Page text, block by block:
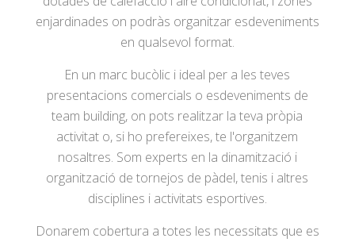
enjardinades on podràs organitzar esdeveniments
en qualsevol format.
En un marc bucòlic i ideal per a les teves
presentacions comercials o esdeveniments de
team building, on pots realitzar la teva pròpia
activitat o, si ho prefereixes, te l'organitzem
nosaltres. Som experts en la dinamització i
organització de tornejos de pàdel, tenis i altres
disciplines i activitats esportives.
Donarem cobertura a totes les necessitats que es